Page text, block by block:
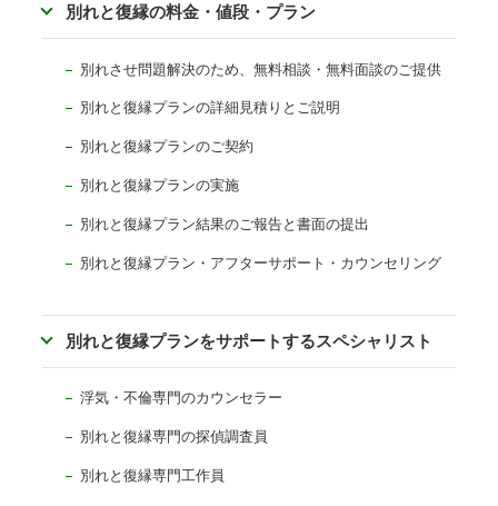
別れと復縁の料金・値段・プラン
別れさせ問題解決のため、無料相談・無料面談のご提供
別れと復縁プランの詳細見積りとご説明
別れと復縁プランのご契約
別れと復縁プランの実施
別れと復縁プラン結果のご報告と書面の提出
別れと復縁プラン・アフターサポート・カウンセリング
別れと復縁プランをサポートするスペシャリスト
浮気・不倫専門のカウンセラー
別れと復縁専門の探偵調査員
別れと復縁専門工作員